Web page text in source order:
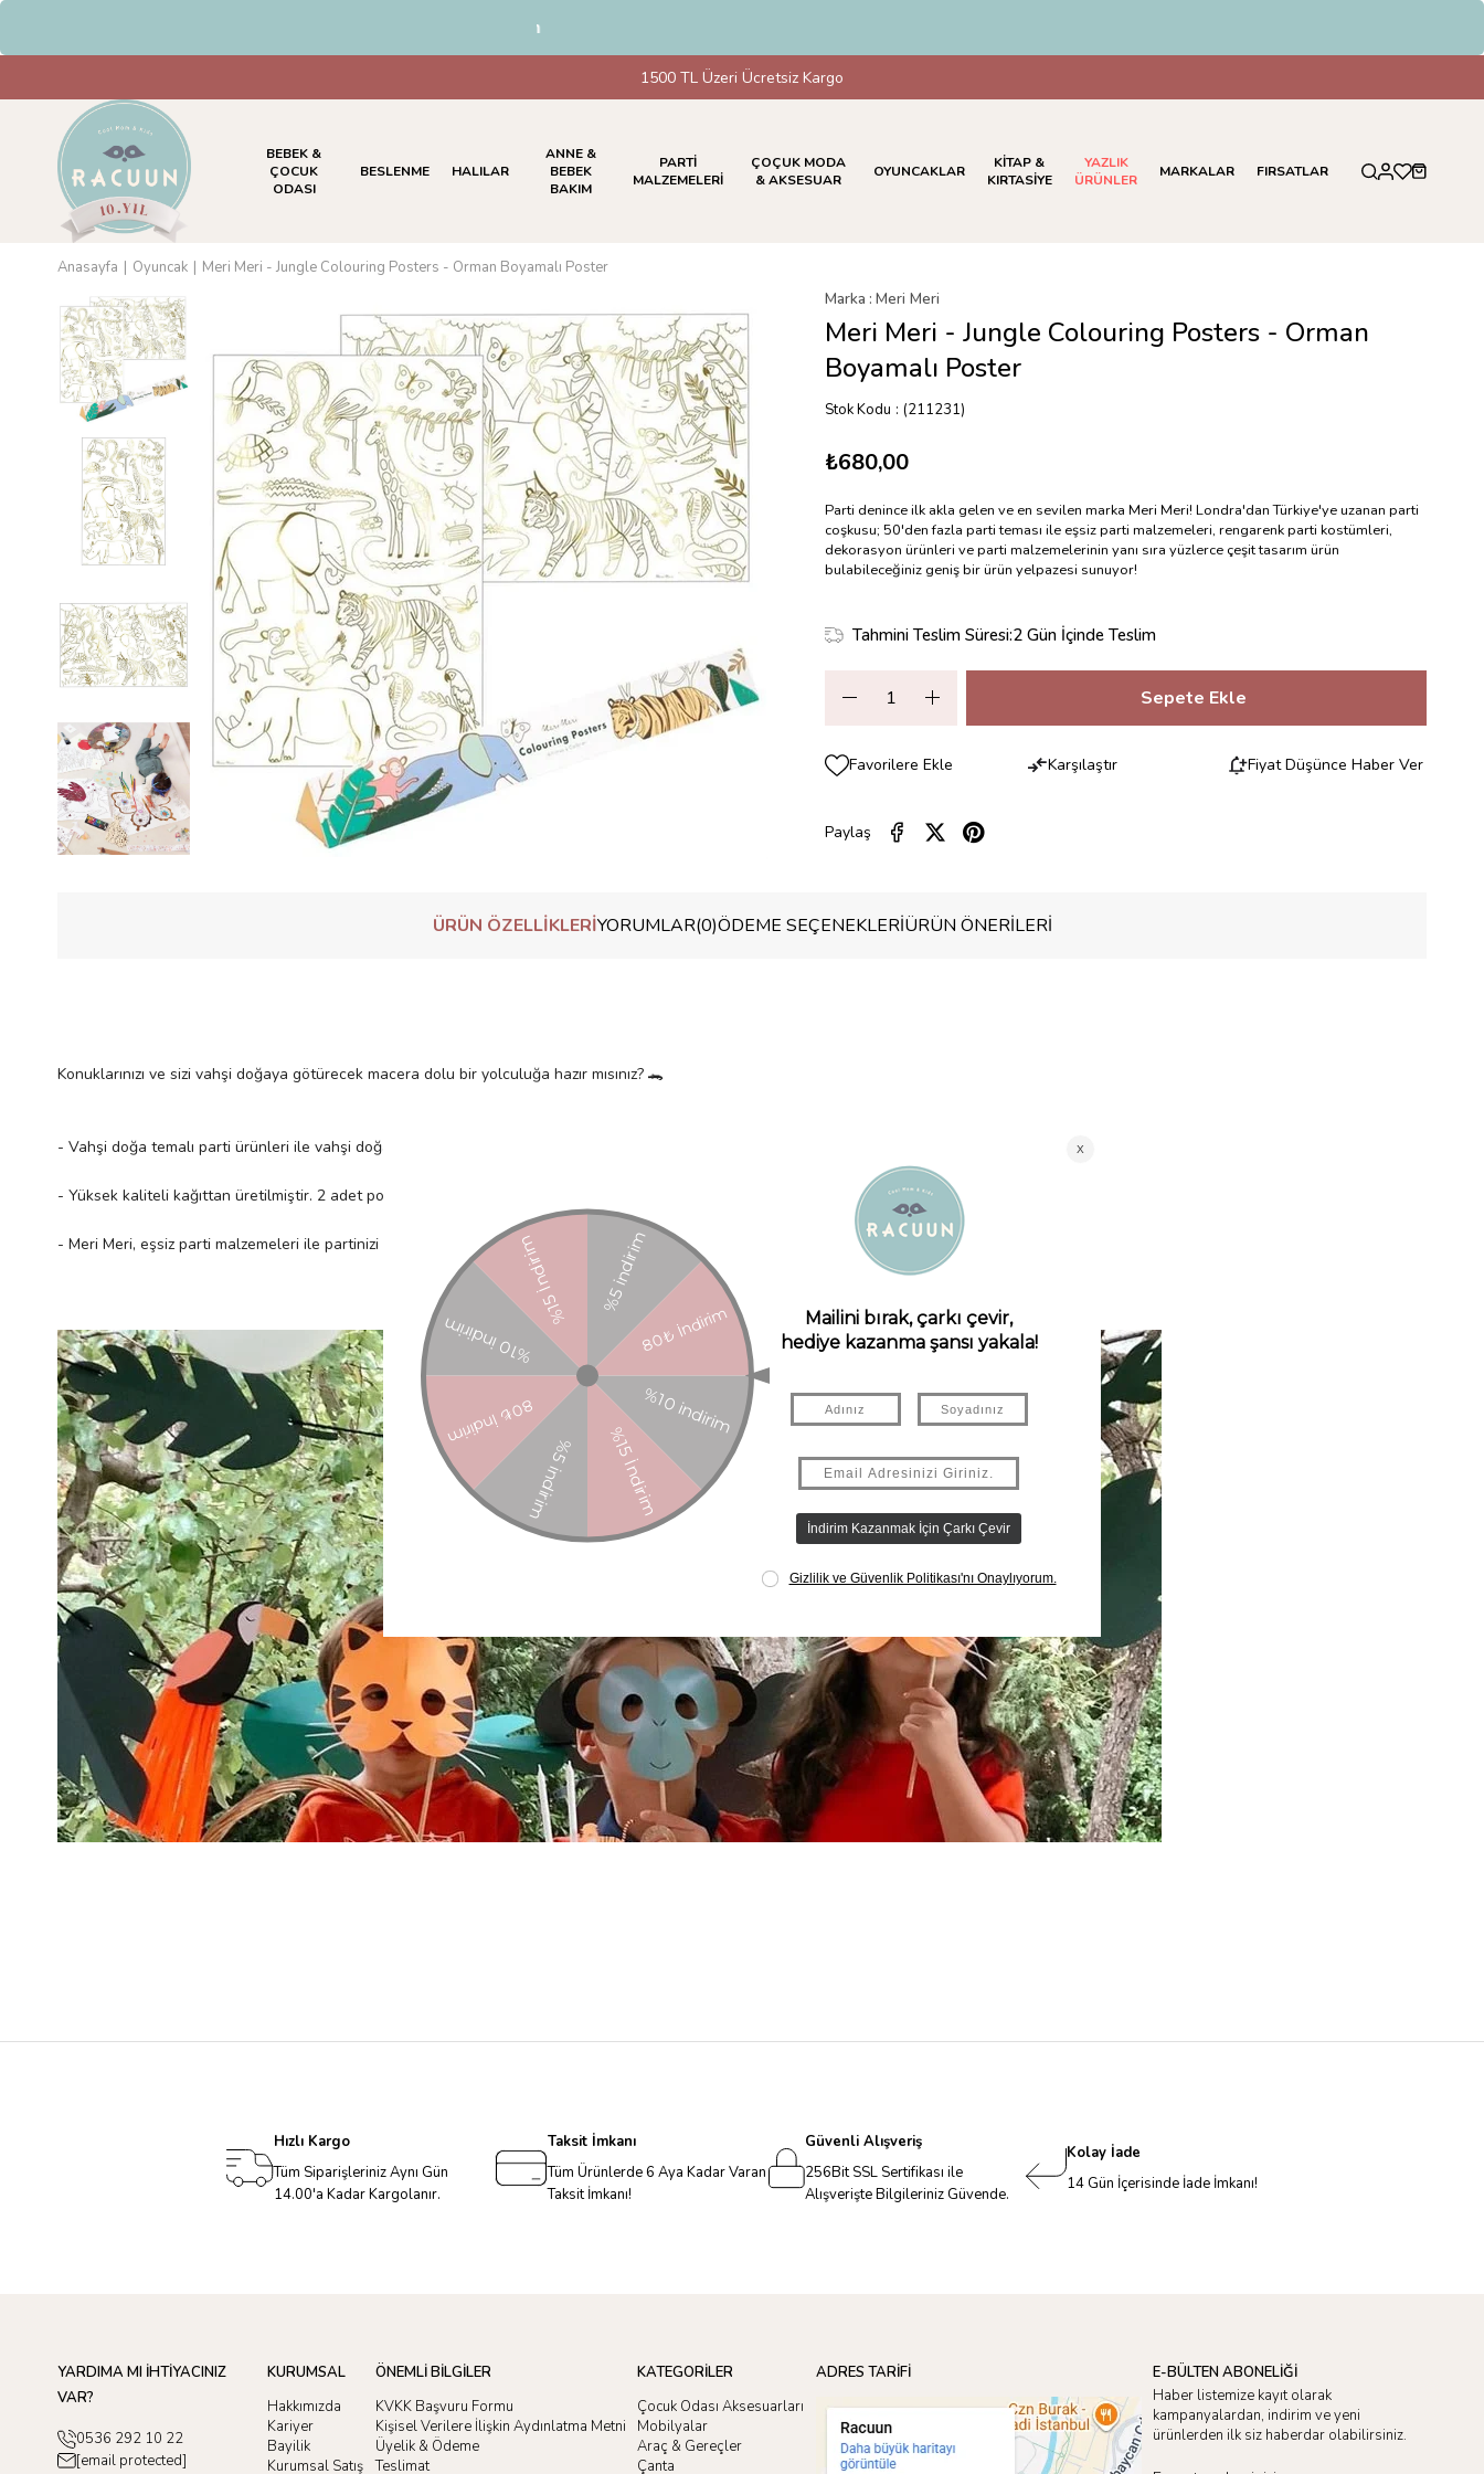
1500 TL Üzeri Ücretsiz Kargo
BEBEK &
ÇOCUK
ODASI
BESLENME HALILAR
ANNE &
BEBEK
BAKIM
PARTİ
MALZEMELERİ
ÇOÇUK MODA
& AKSESUAR
OYUNCAKLAR
KİTAP &
KIRTASİYE
YAZLIK
ÜRÜNLER
MARKALAR FIRSATLAR
Anasayfa Oyuncak Meri Meri - Jungle Colouring Posters - Orman Boyamalı Poster
Marka : Meri Meri
Meri Meri - Jungle Colouring Posters - Orman
Boyamalı Poster
Stok Kodu (211231)
₺680,00
Parti denince ilk akla gelen ve en sevilen marka Meri Meri! Londra'dan Türkiye'ye uzanan parti
coşkusu; 50'den fazla parti teması ile eşsiz parti malzemeleri, rengarenk parti kostümleri,
dekorasyon ürünleri ve parti malzemelerinin yanı sıra yüzlerce çeşit tasarım ürün
bulabileceğiniz geniş bir ürün yelpazesi sunuyor!
Tahmini Teslim Süresi:2 Gün İçinde Teslim
Favorilere Ekle Karşılaştır Fiyat Düşünce Haber Ver
Paylaş
ÜRÜN ÖZELLIKLERIYORUMLAR(0)ÖDEME SEÇENEKLERIÜRÜN ÖNERILERI
Konuklarınızı ve sizi vahşi doğaya götürecek macera dolu bir yolculuğa hazır mısınız? 🐊
- Vahşi doğa temalı parti ürünleri ile vahşi doğayı partinize davet edin!
- Yüksek kaliteli kağıttan üretilmiştir. 2 adet poster içerir.
- Meri Meri, eşsiz parti malzemeleri ile partinizi benzersiz kılarken çocuklarımıza güvenli bir gelecek sağlamak için FSC™ sertifikalı kâğıt kullanır!
Hızlı Kargo
Tüm Siparişleriniz Aynı Gün
14.00'a Kadar Kargolanır.
Taksit İmkanı
Tüm Ürünlerde 6 Aya Kadar Varan
Taksit İmkanı!
Güvenli Alışveriş
256Bit SSL Sertifikası ile
Alışverişte Bilgileriniz Güvende.
Kolay İade
14 Gün İçerisinde İade İmkanı!
YARDIMA MI İHTİYACINIZ
VAR?
0536 292 10 22
[email protected]
KURUMSAL
Hakkımızda
Kariyer
Bayilik
Kurumsal Satış
ÖNEMLİ BİLGİLER
KVKK Başvuru Formu
Kişisel Verilere İlişkin Aydınlatma Metni
Üyelik & Ödeme
Teslimat
KATEGORİLER
Çocuk Odası Aksesuarları
Mobilyalar
Araç & Gereçler
Çanta
ADRES TARİFİ
E-BÜLTEN ABONELİĞİ
Haber listemize kayıt olarak
kampanyalardan, indirim ve yeni
ürünlerden ilk siz haberdar olabilirsiniz.